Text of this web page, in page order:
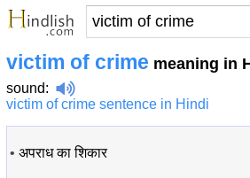
victim of crime meaning in
sound:
victim of crime sentence in Hindi
• अपराध का शिकार